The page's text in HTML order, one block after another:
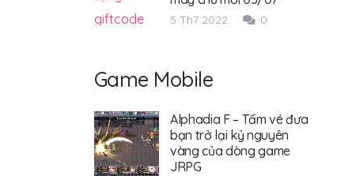
5 Th7 2022 0
Game Mobile
Alphadia F – Tấm vé đưa
bạn trở lại kỷ nguyên
vàng của dòng game
JRPG